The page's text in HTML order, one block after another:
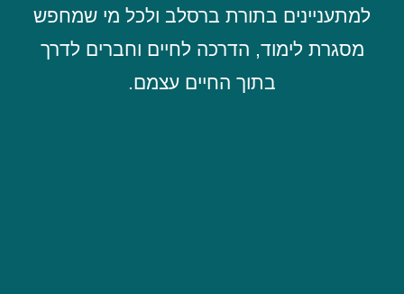
למתעניינים בתורת ברסלב ולכל מי שמחפש
מסגרת לימוד, הדרכה לחיים וחברים לדרך
בתוך החיים עצמם.